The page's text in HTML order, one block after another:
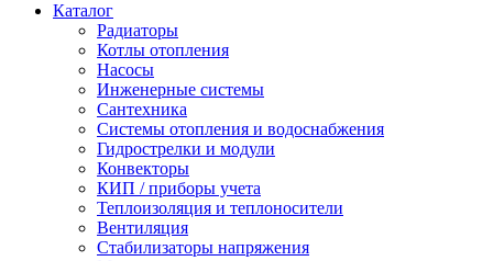
Каталог
Радиаторы
Котлы отопления
Насосы
Инженерные системы
Сантехника
Системы отопления и водоснабжения
Гидрострелки и модули
Конвекторы
КИП / приборы учета
Теплоизоляция и теплоносители
Вентиляция
Стабилизаторы напряжения